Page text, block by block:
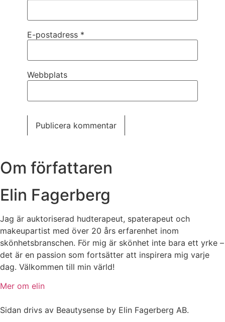
E-postadress *
Webbplats
Om författaren
Elin Fagerberg
Jag är auktoriserad hudterapeut, spaterapeut och
makeupartist med över 20 års erfarenhet inom
skönhetsbranschen. För mig är skönhet inte bara ett yrke –
det är en passion som fortsätter att inspirera mig varje
dag. Välkommen till min värld!
Mer om elin
Sidan drivs av Beautysense by Elin Fagerberg AB.